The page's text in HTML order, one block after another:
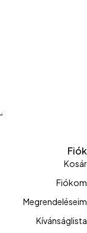
Fiók
Kosár
Fiókom
Megrendeléseim
Kívánságlista